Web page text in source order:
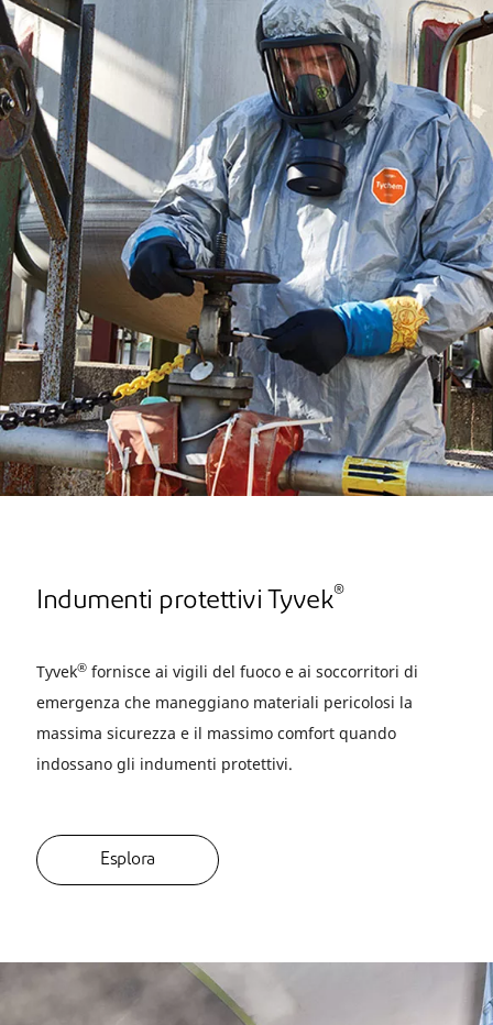
Indumenti protettivi Tyvek®
Tyvek® fornisce ai vigili del fuoco e ai soccorritori di
emergenza che maneggiano materiali pericolosi la
massima sicurezza e il massimo comfort quando
indossano gli indumenti protettivi.
Esplora